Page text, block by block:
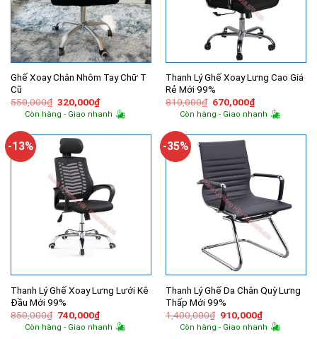
Ghế Xoay Chân Nhôm Tay Chữ T
Cũ
550,000₫ Giá
gốc
là:
320,000₫Giá
hiện
tại
320,000₫.
Còn hàng - Giao nhanh
Thanh Lý Ghế Xoay Lưng Cao Giá
Rẻ Mới 99%
810,000₫ Giá
gốc
là:
670,000₫Giá
hiện
tại
670,000₫.
Còn hàng - Giao nhanh
-13%
Thanh Lý Ghế Xoay Lưng Lưới Kê
Đầu Mới 99%
850,000₫ Giá
gốc
là:
740,000₫Giá
hiện
tại
Còn hàng - Giao nhanh
-35%
Thanh Lý Ghế Da Chân Quỳ Lưng
Thấp Mới 99%
1,400,000₫ Giá
gốc
là:
910,000₫Giá
hiện
tại
Còn hàng - Giao nhanh